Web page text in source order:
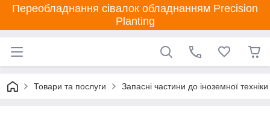
Переобладнання сівалок обладнанням Precision
Planting
Товари та послуги Запасні частини до іноземної техніки